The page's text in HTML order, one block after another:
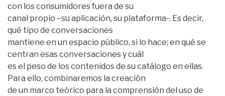
con los consumidores fuera de su
canal propio –su aplicación, su plataforma-. Es decir,
qué tipo de conversaciones
mantiene en un espacio público, si lo hace; en qué se
centran esas conversaciones y cuál
es el peso de los contenidos de su catálogo en ellas.
Para ello, combinaremos la creación
de un marco teórico para la comprensión del uso de